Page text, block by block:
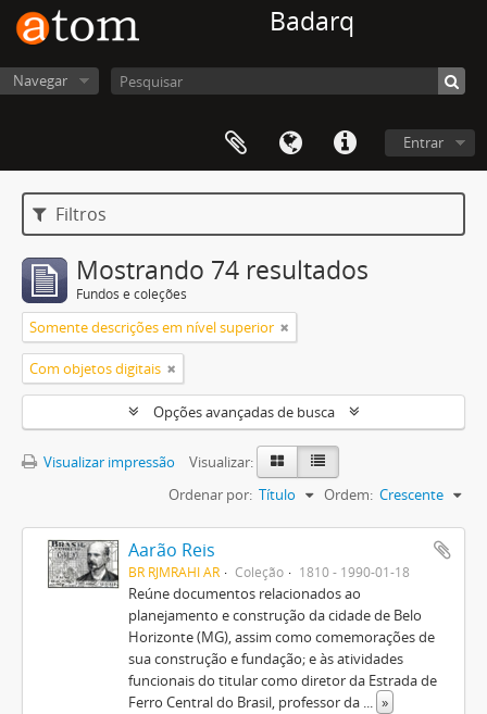
Badarq
Navegar
Entrar
Filtros
Mostrando 74 resultados
Fundos e coleções
Somente descrições em nível superior
Com objetos digitais
Opções avançadas de busca
Visualizar impressão
Visualizar:
Ordenar por: Título Ordem: Crescente
Aarão Reis
BR RJMRAHI AR Coleção 1810 - 1990-01-18
Reúne documentos relacionados ao
planejamento e construção da cidade de Belo
Horizonte (MG), assim como comemorações de
sua construção e fundação; e às atividades
funcionais do titular como diretor da Estrada de
Ferro Central do Brasil, professor da ... »